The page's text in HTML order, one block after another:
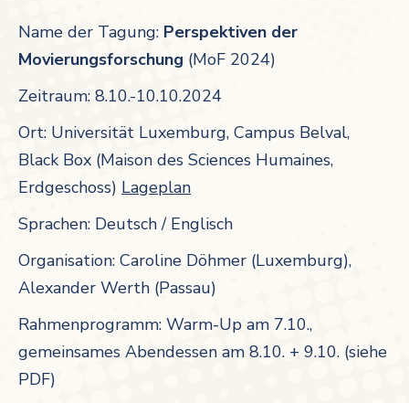
Name der Tagung: Perspektiven der
Movierungsforschung (MoF 2024)
Zeitraum: 8.10.-10.10.2024
Ort: Universität Luxemburg, Campus Belval,
Black Box (Maison des Sciences Humaines,
Erdgeschoss) Lageplan
Sprachen: Deutsch / Englisch
Organisation: Caroline Döhmer (Luxemburg),
Alexander Werth (Passau)
Rahmenprogramm: Warm-Up am 7.10.,
gemeinsames Abendessen am 8.10. + 9.10. (siehe
PDF)